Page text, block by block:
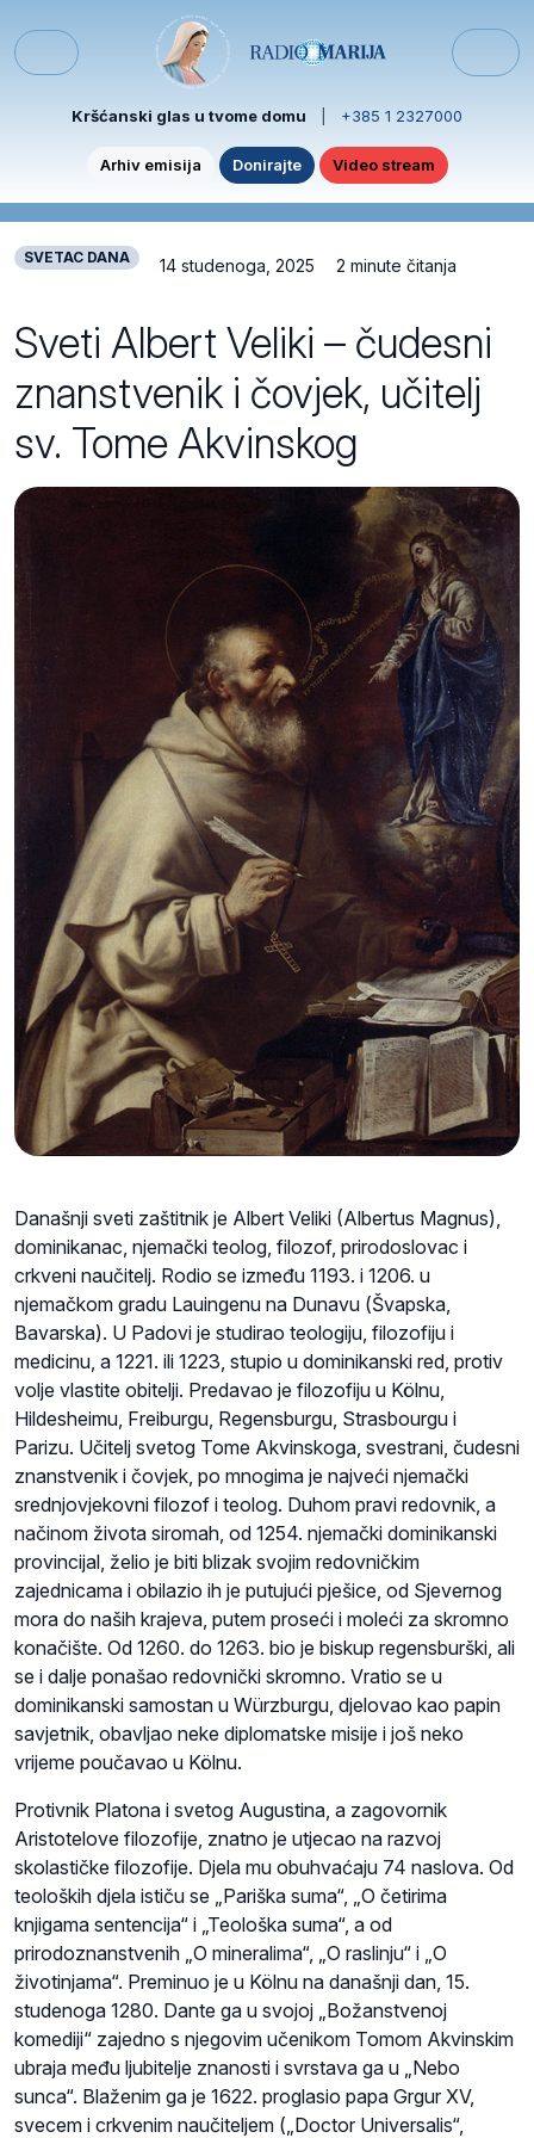
Menu
Kršćanski glas u tvome domu +385 1 2327000
Arhiv emisija Donirajte Video stream
SVETAC DANA 14 studenoga, 2025 2 minute čitanja
Sveti Albert Veliki – čudesni
znanstvenik i čovjek, učitelj
sv. Tome Akvinskog
Današnji sveti zaštitnik je Albert Veliki (Albertus Magnus),
dominikanac, njemački teolog, filozof, prirodoslovac i
crkveni naučitelj. Rodio se između 1193. i 1206. u
njemačkom gradu Lauingenu na Dunavu (Švapska,
Bavarska). U Padovi je studirao teologiju, filozofiju i
medicinu, a 1221. ili 1223, stupio u dominikanski red, protiv
volje vlastite obitelji. Predavao je filozofiju u Kölnu,
Hildesheimu, Freiburgu, Regensburgu, Strasbourgu i
Parizu. Učitelj svetog Tome Akvinskoga, svestrani, čudesni
znanstvenik i čovjek, po mnogima je najveći njemački
srednjovjekovni filozof i teolog. Duhom pravi redovnik, a
načinom života siromah, od 1254. njemački dominikanski
provincijal, želio je biti blizak svojim redovničkim
zajednicama i obilazio ih je putujući pješice, od Sjevernog
mora do naših krajeva, putem proseći i moleći za skromno
konačište. Od 1260. do 1263. bio je biskup regensburški, ali
se i dalje ponašao redovnički skromno. Vratio se u
dominikanski samostan u Würzburgu, djelovao kao papin
savjetnik, obavljao neke diplomatske misije i još neko
vrijeme poučavao u Kölnu.
Protivnik Platona i svetog Augustina, a zagovornik
Aristotelove filozofije, znatno je utjecao na razvoj
skolastičke filozofije. Djela mu obuhvaćaju 74 naslova. Od
teoloških djela ističu se „Pariška suma“, „O četirima
knjigama sentencija“ i „Teološka suma“, a od
prirodoznanstvenih „O mineralima“, „O raslinju“ i „O
životinjama“. Preminuo je u Kölnu na današnji dan, 15.
studenoga 1280. Dante ga u svojoj „Božanstvenoj
komediji“ zajedno s njegovim učenikom Tomom Akvinskim
ubraja među ljubitelje znanosti i svrstava ga u „Nebo
sunca“. Blaženim ga je 1622. proglasio papa Grgur XV,
svecem i crkvenim naučiteljem („Doctor Universalis“,